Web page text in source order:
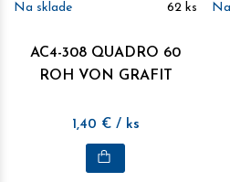
Na sklade 62 ks
AC4-308 QUADRO 60
ROH VON GRAFIT
1,40 € / ks